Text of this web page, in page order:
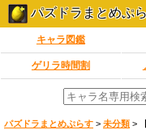
パズドラまとめぷ
キャラ図鑑
ゲリラ時間割
パズドラまとめぷらす > 未分類 >